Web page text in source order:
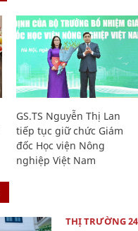
GS.TS Nguyễn Thị Lan
tiếp tục giữ chức Giám
đốc Học viện Nông
nghiệp Việt Nam
THỊ TRƯỜNG